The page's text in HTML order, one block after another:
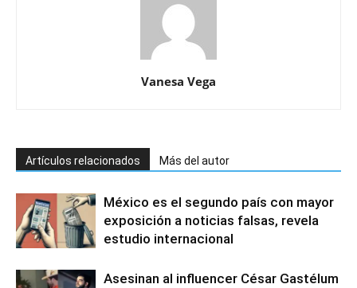
Vanesa Vega
Artículos relacionados Más del autor
México es el segundo país con mayor
exposición a noticias falsas, revela
estudio internacional
Asesinan al influencer César Gastélum